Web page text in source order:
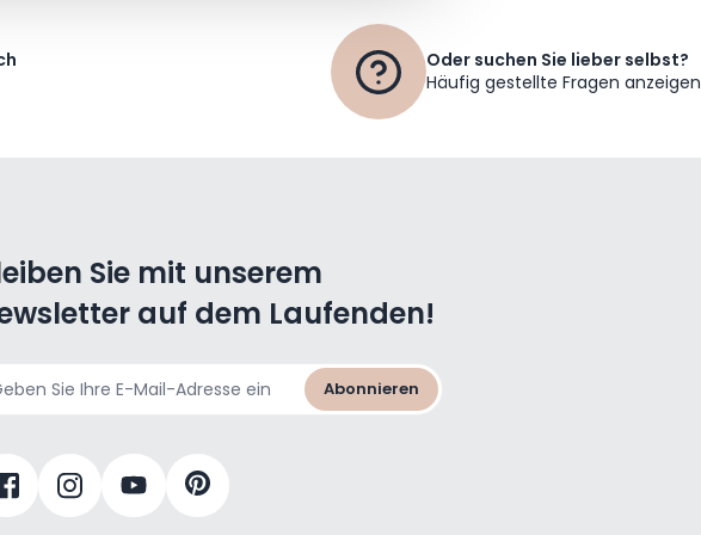
Oder suchen Sie lieber selbst?
Häufig gestellte Fragen anzeigen
Sie mit unserem
auf dem Laufenden!
Abonnieren